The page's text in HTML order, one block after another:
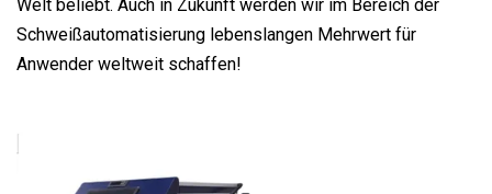
Welt beliebt. Auch in Zukunft werden wir im Bereich der
Schweißautomatisierung lebenslangen Mehrwert für
Anwender weltweit schaffen!